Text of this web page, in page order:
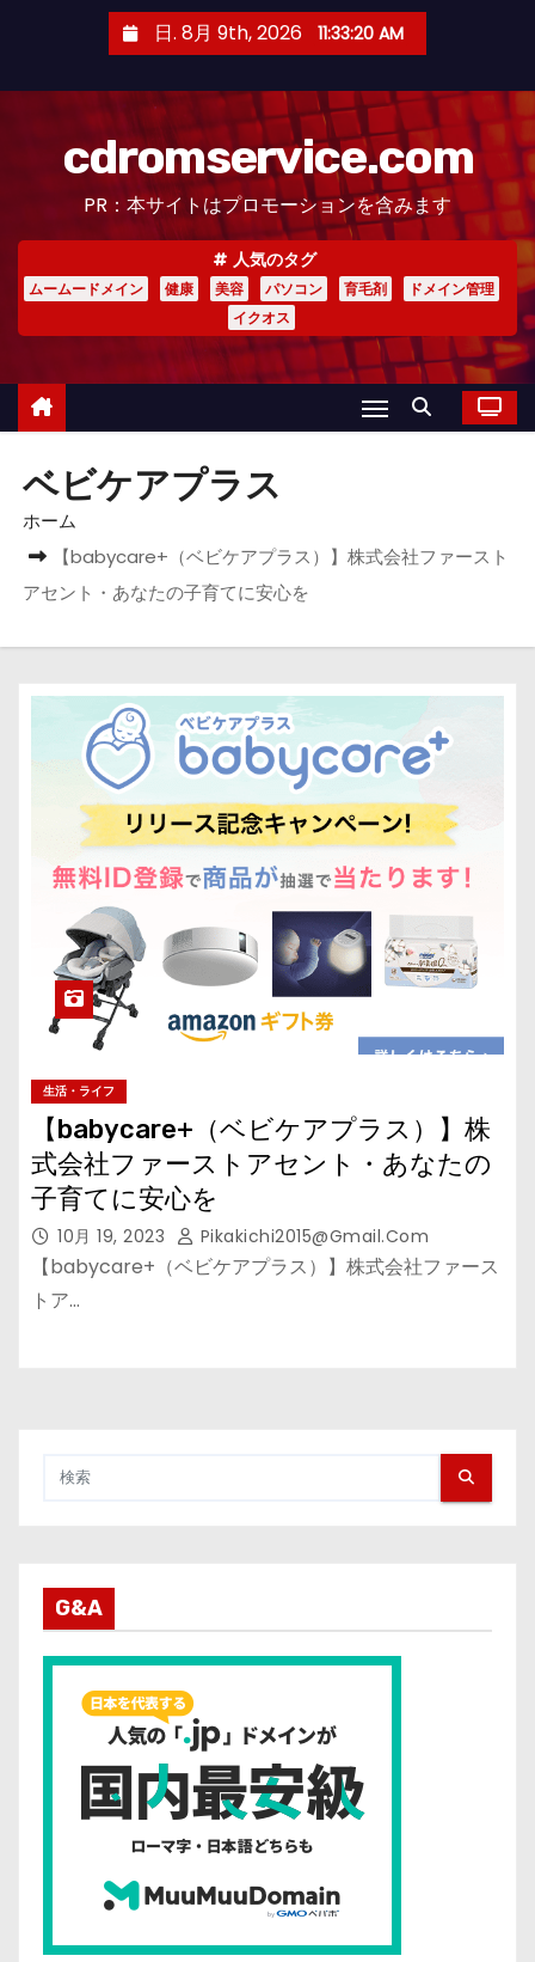
日. 8月 9th, 2026 11:33:21 AM
cdromservice.com
PR：本サイトはプロモーションを含みます
人気のタグ
ムームードメイン 健康 美容 パソコン 育毛剤
ドメイン管理
イクオス
ベビケアプラス
ホーム
【babycare+（ベビケアプラス）】株式会社ファースト
アセント・あなたの子育てに安心を
生活・ライフ
【babycare+（ベビケアプラス）】株
式会社ファーストアセント・あなたの
子育てに安心を
10月 19, 2023 Pikakichi2015@gmail.com
【babycare+（ベビケアプラス）】株式会社ファース
トア…
G&A